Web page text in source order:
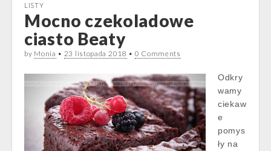
LISTY
Mocno czekoladowe
ciasto Beaty
by Monia • 23 listopada 2018 • 0 Comments
Odkry
wamy
ciekaw
e
pomys
ły na